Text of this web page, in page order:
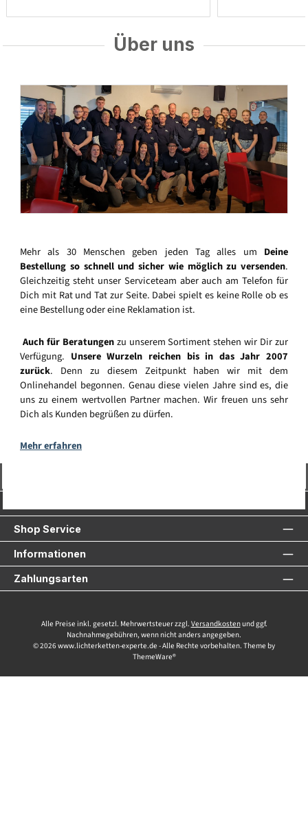
Über uns
Mehr als 30 Menschen geben jeden Tag alles um Deine
Bestellung so schnell und sicher wie möglich zu versenden.
Gleichzeitig steht unser Serviceteam aber auch am Telefon für
Dich mit Rat und Tat zur Seite. Dabei spielt es keine Rolle ob es
eine Bestellung oder eine Reklamation ist.
Auch für Beratungenzu unserem Sortiment stehen wir Dir zur
Verfügung. Unsere Wurzeln reichen bis in das Jahr 2007
zurück. Denn zu diesem Zeitpunkt haben wir mit dem
Onlinehandel begonnen. Genau diese vielen Jahre sind es, die
uns zu einem wertvollen Partner machen. Wir freuen uns sehr
Dich als Kunden begrüßen zu dürfen.
Mehr erfahren
Shop Service
Informationen
Zahlungsarten
Alle Preise inkl. gesetzl. Mehrwertsteuer zzgl. Versandkostenund ggf.
Nachnahmegebühren, wenn nicht anders angegeben.
© 2026 www.lichterketten-experte.de - Alle Rechte vorbehalten. Theme by
ThemeWare®